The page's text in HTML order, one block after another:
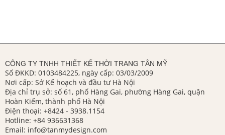
CÔNG TY TNHH THIẾT KẾ THỜI TRANG TÂN MỸ
Số ĐKKD: 0103484225, ngày cấp: 03/03/2009
Nơi cấp: Sở Kế hoạch và đầu tư Hà Nội
Địa chỉ trụ sở: số 61, phố Hàng Gai, phường Hàng Gai, quận
Hoàn Kiếm, thành phố Hà Nội
Điện thoại: +8424 - 3938.1154
Hotline: +84 936631368
Email: info@tanmydesign.com